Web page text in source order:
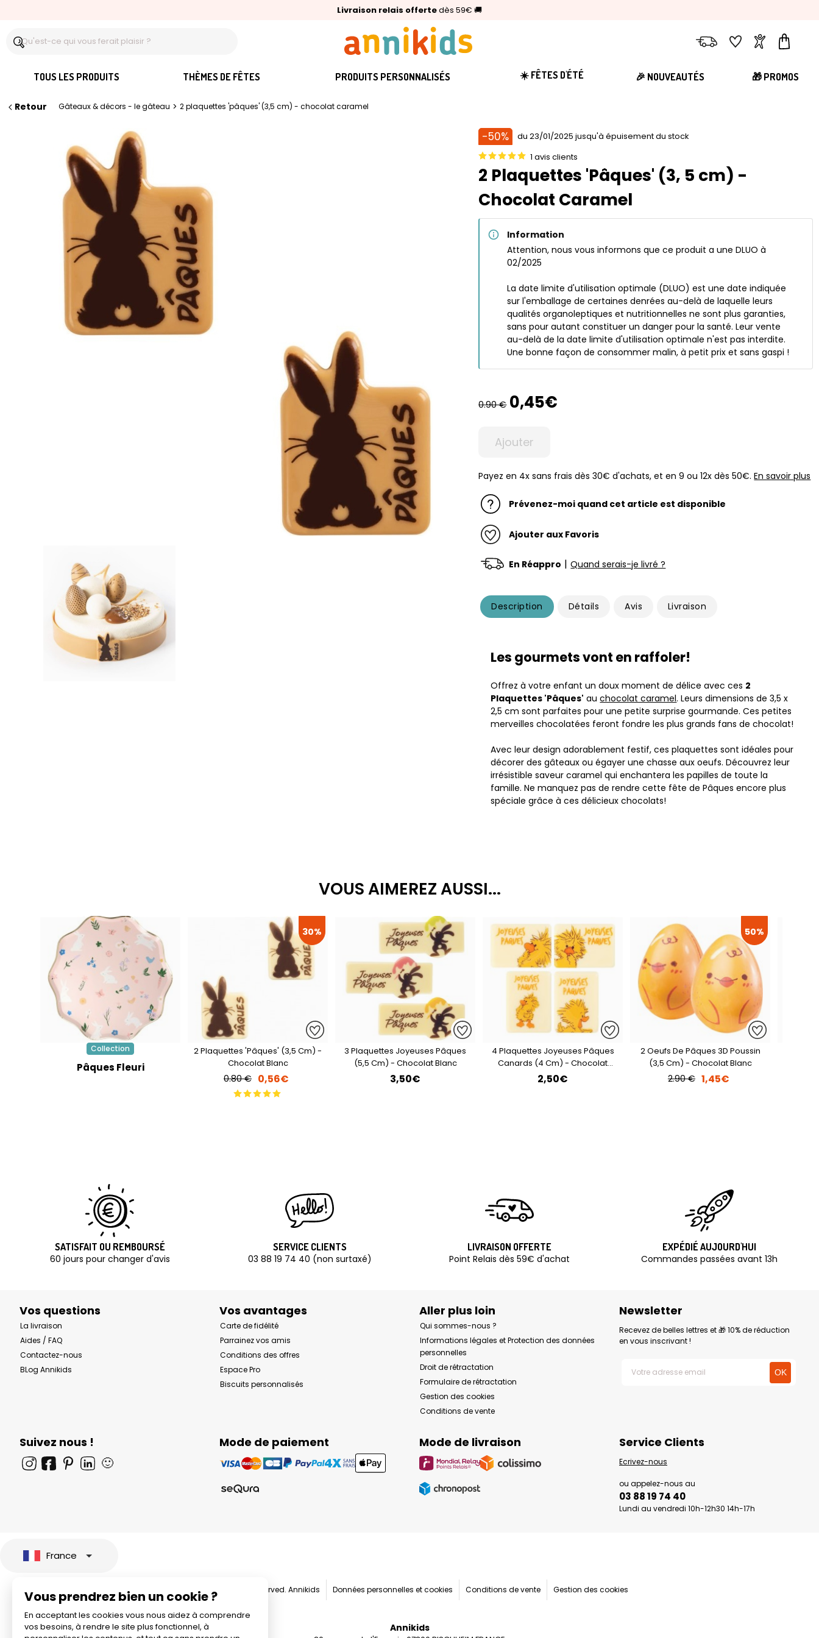
Livraison relais offertedès 59€ 🚚
🥇Palmarès Capital 2025 :Annikids N°1
⭐⭐⭐⭐⭐4,6/5(24 000 avis clients)
LivraisonFavorisComptePanier
TOUS LES PRODUITS THÈMES DE FÊTES PRODUITS PERSONNALISÉS ☀️ FÊTES D'ÉTÉ 🎉 NOUVEAUTÉS 🎁 PROMOS
Retour Gâteaux & décors - le gâteau > 2 plaquettes 'pâques' (3,5 cm) - chocolat caramel
-50%
du 23/01/2025 jusqu'à épuisement du stock
1 avis clients
2 Plaquettes 'Pâques' (3, 5 cm) -
Chocolat Caramel
Information
Attention, nous vous informons que ce produit a une DLUO à
02/2025
La date limite d'utilisation optimale (DLUO) est une date indiquée
sur l'emballage de certaines denrées au-delà de laquelle leurs
qualités organoleptiques et nutritionnelles ne sont plus garanties,
sans pour autant constituer un danger pour la santé. Leur vente
au-delà de la date limite d'utilisation optimale n'est pas interdite.
Une bonne façon de consommer malin, à petit prix et sans gaspi !
0.90 € 0,45€
Ajouter
Payez en 4x sans frais dès 30€ d'achats, et en 9 ou 12x dès 50€.En savoir plus
Prévenez-moi quand cet article est disponible
Ajouter aux Favoris
En Réappro | Quand serais-je livré ?
Description Détails Avis Livraison
Les gourmets vont en raffoler!
Offrez à votre enfant un doux moment de délice avec ces 2
Plaquettes 'Pâques' auchocolat caramel. Leurs dimensions de 3,5 x
2,5 cm sont parfaites pour une petite surprise gourmande. Ces petites
merveilles chocolatées feront fondre les plus grands fans de chocolat!
Avec leur design adorablement festif, ces plaquettes sont idéales pour
décorer des gâteaux ou égayer une chasse aux oeufs. Découvrez leur
irrésistible saveur caramel qui enchantera les papilles de toute la
famille. Ne manquez pas de rendre cette fête de Pâques encore plus
spéciale grâce à ces délicieux chocolats!
VOUS AIMEREZ AUSSI...
Collection
Pâques Fleuri
30%
2 Plaquettes 'Pâques' (3,5 Cm) -
Chocolat Blanc
0.80 € 0,56€
3 Plaquettes Joyeuses Pâques
(5,5 Cm) - Chocolat Blanc
3,50€
4 Plaquettes Joyeuses Pâques
Canards (4 Cm) - Chocolat
Blanc
2,50€
50%
2 Oeufs De Pâques 3D Poussin
(3,5 Cm) - Chocolat Blanc
2.90 € 1,45€
SATISFAIT OU REMBOURSÉ
60 jours pour changer d'avis
SERVICE CLIENTS
03 88 19 74 40 (non surtaxé)
LIVRAISON OFFERTE
Point Relais dès 59€ d'achat
EXPÉDIÉ AUJOURD'HUI
Commandes passées avant 13h
Vos questions
La livraison
Aides / FAQ
Contactez-nous
BLog Annikids
Vos avantages
Carte de fidélité
Parrainez vos amis
Conditions des offres
Espace Pro
Biscuits personnalisés
Aller plus loin
Qui sommes-nous ?
Informations légales et Protection des données
personnelles
Droit de rétractation
Formulaire de rétractation
Gestion des cookies
Conditions de vente
Newsletter
Recevez de belles lettres et 🎁 10% de réduction
en vous inscrivant !
Suivez nous !
🙂
Mode de paiement Mode de livraison Service Clients
Ecrivez-nous
ou appelez-nous au
03 88 19 74 40
Lundi au vendredi 10h-12h30 14h-17h
Vous prendrez bien un cookie ?
En acceptant les cookies vous nous aidez à comprendre
vos besoins, à rendre le site plus fonctionnel, à
France
© 2026 All rights reserved. Annikids Données personnelles et cookies Conditions de vente Gestion des cookies
Annikids